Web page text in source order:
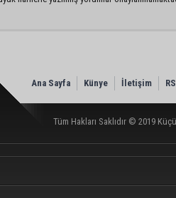
Ana Sayfa Künye İletişim
Tüm Hakları Saklıdır © 2019